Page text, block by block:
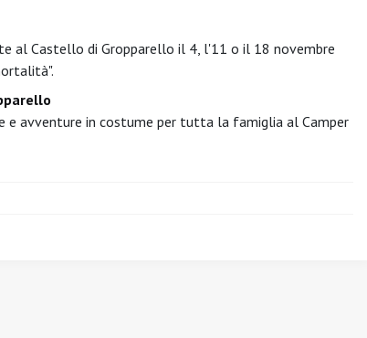
al Castello di Gropparello il 4, l'11 o il 18 novembre
e avventure in costume per tutta la famiglia al Camper